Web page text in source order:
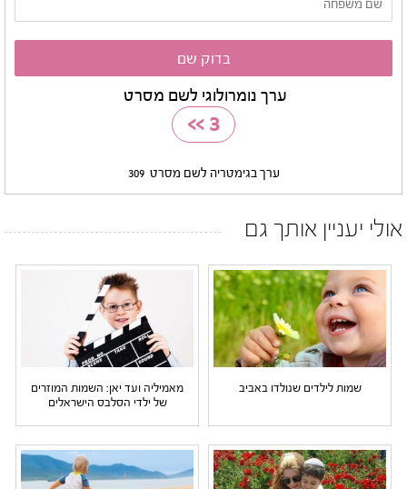
ערך נומרולוגי לשם מסרט
3
>>
ערך בגימטריה לשם מסרט 309
אולי יעניין אותך גם
שמות לילדים שנולדו באביב
מאמיליה ועד יאן: השמות המוזרים
של ילדי הסלבס הישראלים